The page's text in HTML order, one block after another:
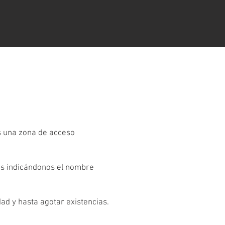
zona de acceso
indicándonos el nombre
y hasta agotar existencias.